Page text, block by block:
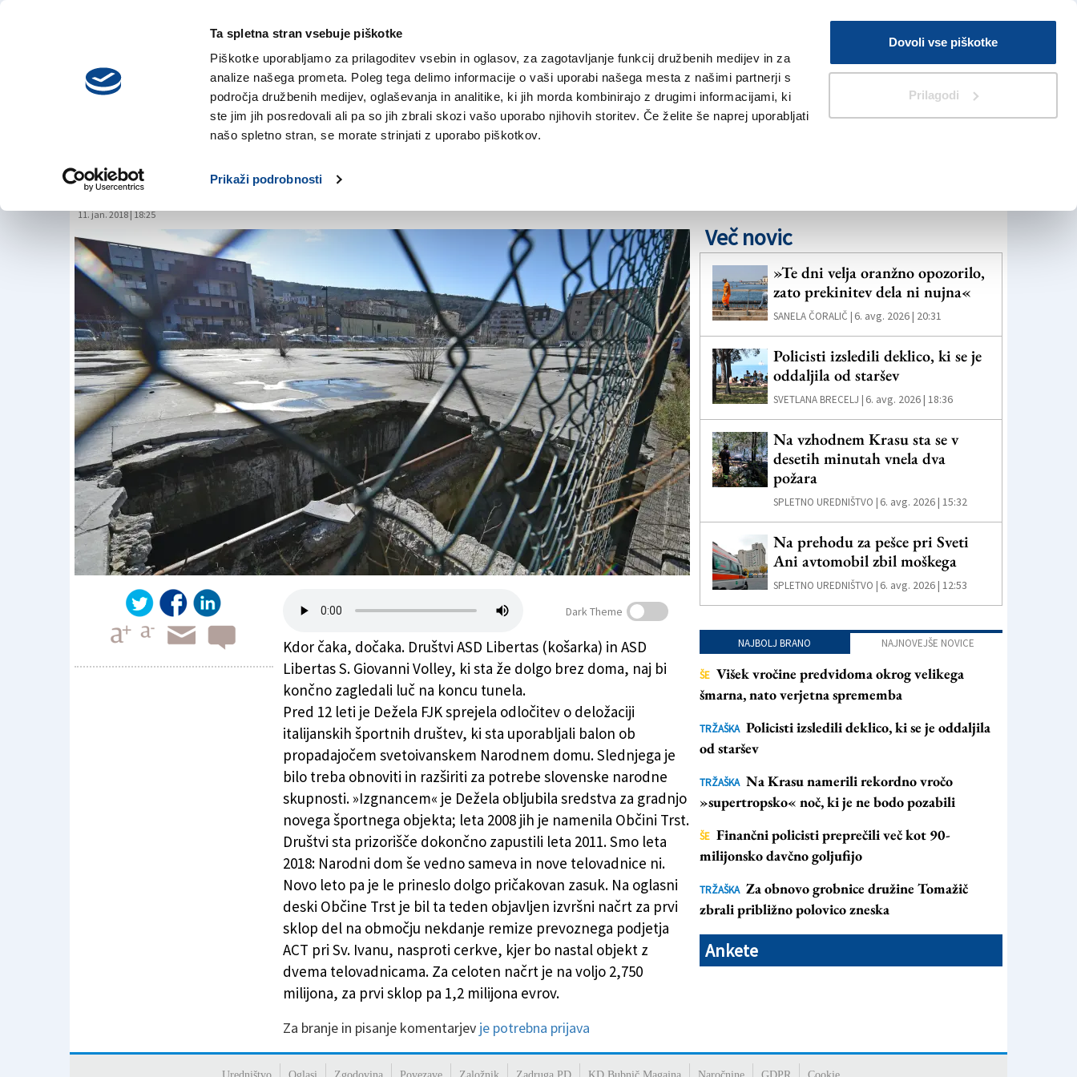
Ta spletna stran vsebuje piškotke
Piškotke uporabljamo za prilagoditev vsebin in oglasov, za zagotavljanje funkcij družbenih medijev in za
analize našega prometa. Poleg tega delimo informacije o vaši uporabi našega mesta z našimi partnerji s
področja družbenih medijev, oglaševanja in analitike, ki jih morda kombinirajo z drugimi informacijami, ki
ste jim jih posredovali ali pa so jih zbrali skozi vašo uporabo njihovih storitev. Če želite še naprej uporabljati
našo spletno stran, se morate strinjati z uporabo piškotkov.
Prikaži podrobnosti
Dovoli vse piškotke
Prilagodi
četrtek,
6. avgusta 2026
V Kioskih
Iskanje
NOVICE TRŽAŠKA GORIŠKA KULTURA ŠPORT ŠE
Pri Sv. Ivanu nova telovadnica,
pravzaprav dve
11. jan. 2018 | 18:25
Pri Sv. Ivanu nova telovadnica, pravzaprav dve
Dark Theme
Kdor čaka, dočaka. Društvi ASD Libertas (košarka) in ASD
Libertas S. Giovanni Volley, ki sta že dolgo brez doma, naj bi
končno zagledali luč na koncu tunela.
Pred 12 leti je Dežela FJK sprejela odločitev o deložaciji
italijanskih športnih društev, ki sta uporabljali balon ob
propadajočem svetoivanskem Narodnem domu. Slednjega je
bilo treba obnoviti in razširiti za potrebe slovenske narodne
skupnosti. »Izgnancem« je Dežela obljubila sredstva za gradnjo
novega športnega objekta; leta 2008 jih je namenila Občini Trst.
Društvi sta prizorišče dokončno zapustili leta 2011. Smo leta
2018: Narodni dom še vedno sameva in nove telovadnice ni.
Novo leto pa je le prineslo dolgo pričakovan zasuk. Na oglasni
deski Občine Trst je bil ta teden objavljen izvršni načrt za prvi
sklop del na območju nekdanje remize prevoznega podjetja
ACT pri Sv. Ivanu, nasproti cerkve, kjer bo nastal objekt z
dvema telovadnicama. Za celoten načrt je na voljo 2,750
milijona, za prvi sklop pa 1,2 milijona evrov.
Za branje in pisanje komentarjev je potrebna prijava
Več novic
»Te dni velja oranžno opozorilo,
zato prekinitev dela ni nujna«
SANELA ČORALIČ | 6. avg. 2026 | 20:31
Policisti izsledili deklico, ki se je
oddaljila od staršev
SVETLANA BRECELJ | 6. avg. 2026 | 18:36
Na vzhodnem Krasu sta se v
desetih minutah vnela dva
požara
SPLETNO UREDNIŠTVO | 6. avg. 2026 | 15:32
Na prehodu za pešce pri Sveti
Ani avtomobil zbil moškega
SPLETNO UREDNIŠTVO | 6. avg. 2026 | 12:53
NAJBOLJ BRANO NAJNOVEJŠE NOVICE
ŠE Višek vročine predvidoma okrog velikega
šmarna, nato verjetna sprememba
TRŽAŠKA Policisti izsledili deklico, ki se je oddaljila
od staršev
TRŽAŠKA Na Krasu namerili rekordno vročo
»supertropsko« noč, ki je ne bodo pozabili
ŠE Finančni policisti preprečili več kot 90-
milijonsko davčno goljufijo
TRŽAŠKA Za obnovo grobnice družine Tomažič
zbrali približno polovico zneska
Ankete